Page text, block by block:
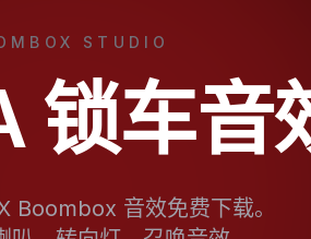
STUDIO
锁车音
Boombox 音效免费下载。